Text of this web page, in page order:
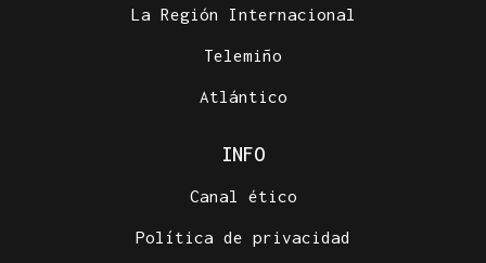
La Región Internacional
Telemiño
Atlántico
INFO
Canal ético
Política de privacidad